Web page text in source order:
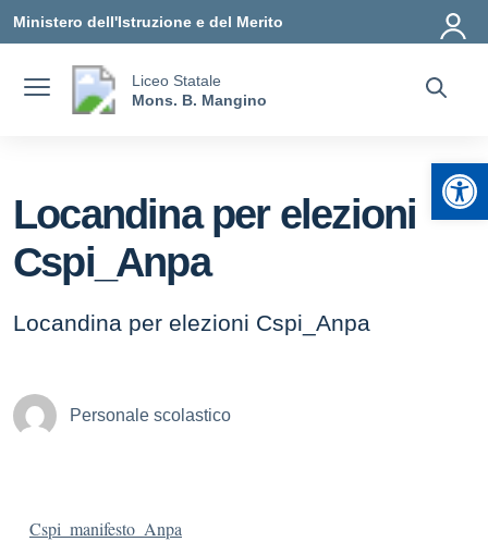
Ministero dell'Istruzione e del Merito
Liceo Statale
Mons. B. Mangino
Locandina per elezioni
Cspi_Anpa
Locandina per elezioni Cspi_Anpa
Personale scolastico
Cspi_manifesto_Anpa